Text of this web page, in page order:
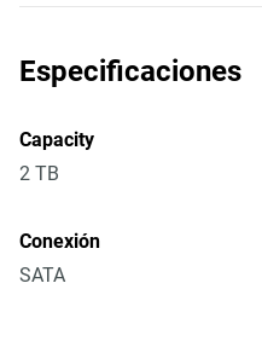
Especificaciones
Capacity
2 TB
Conexión
SATA